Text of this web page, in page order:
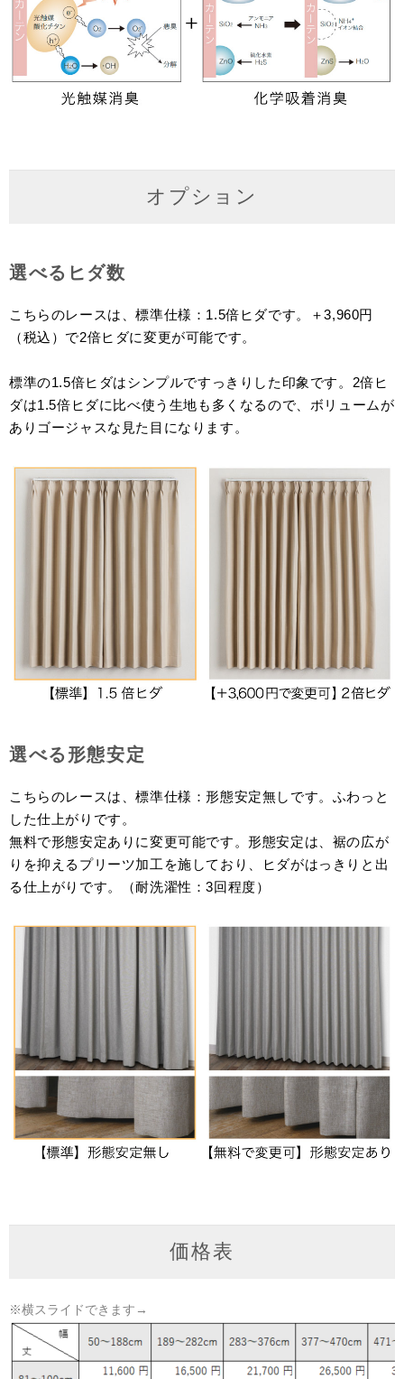
オプション
選べるヒダ数
こちらのレースは、標準仕様：1.5倍ヒダです。＋3,960円
（税込）で2倍ヒダに変更が可能です。
標準の1.5倍ヒダはシンプルですっきりした印象です。2倍ヒ
ダは1.5倍ヒダに比べ使う生地も多くなるので、ボリュームが
ありゴージャスな見た目になります。
選べる形態安定
こちらのレースは、標準仕様：形態安定無しです。ふわっと
した仕上がりです。
無料で形態安定ありに変更可能です。形態安定は、裾の広が
りを抑えるプリーツ加工を施しており、ヒダがはっきりと出
る仕上がりです。（耐洗濯性：3回程度）
価格表
※横スライドできます→